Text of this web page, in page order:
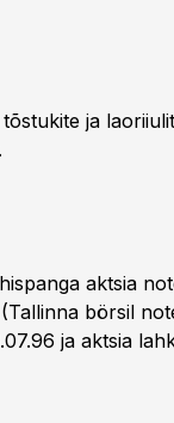
ja
aktsia
börsil
ja aktsia